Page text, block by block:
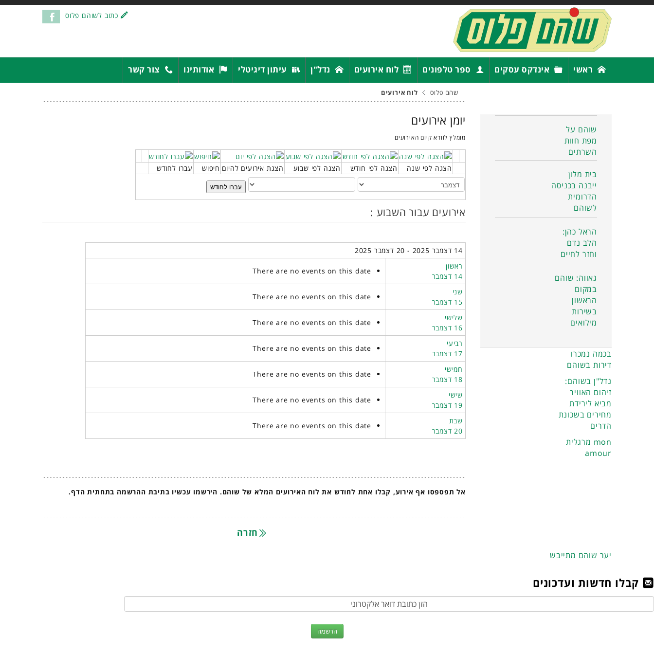
כתוב לשוהם פלוס
ראשי אינדקס עסקים ספר טלפונים לוח אירועים נדל"ן עיתון דיגיטלי אודותינו צור קשר
שהם פלוס לוח אירועים
יומן אירועים
מומלץ לוודא קיום האירועים
הצגה לפי שנה הצגה לפי חודש הצגה לפי שבוע הצגת אירועים להיום חיפוש
עברו לחודש
עברו לחודש
אירועים עבור השבוע :
14 דצמבר 2025 - 20 דצמבר 2025
ראשון
14 דצמבר
There are no events on this date
שני
15 דצמבר
There are no events on this date
שלישי
16 דצמבר
There are no events on this date
רביעי
17 דצמבר
There are no events on this date
חמישי
18 דצמבר
There are no events on this date
שישי
19 דצמבר
There are no events on this date
שבת
20 דצמבר
There are no events on this date
אל תפספסו אף אירוע, קבלו אחת לחודש את לוח האירועים המלא של שוהם. הירשמו עכשיו בתיבת ההרשמה בתחתית הדף.
חזרה
שוהם על
מפת חוות
השרתים
בית מלון
ייבנה בכניסה
הדרומית
לשוהם
הראל כהן:
הלב נדם
וחזר לחיים
גאווה: שוהם
במקום
הראשון
בשירות
מילואים
בכמה נמכרו
דירות בשוהם
נדל"ן בשוהם:
זיהום האוויר
מביא לירידת
מחירים בשכונת
הדרים
מרגלית mon
amour
יער שוהם מתייבש
קבלו חדשות ועדכונים